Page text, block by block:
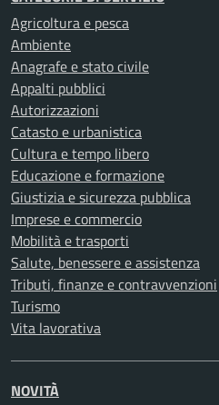
Agricoltura e pesca
Ambiente
Anagrafe e stato civile
Appalti pubblici
Autorizzazioni
Catasto e urbanistica
Cultura e tempo libero
Educazione e formazione
Giustizia e sicurezza pubblica
Imprese e commercio
Mobilità e trasporti
Salute, benessere e assistenza
Tributi, finanze e contravvenzioni
Turismo
Vita lavorativa
NOVITÀ